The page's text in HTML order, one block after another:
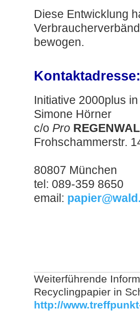
Diese Entwicklung
bewogen.
Kontaktadresse:
Initiative 2000plus
Simone Hörner
c/o Pro
Frohschammerstr.
80807 München
tel: 089-359 8650
email:
Weiterführende
Recyclingpapier in
http://